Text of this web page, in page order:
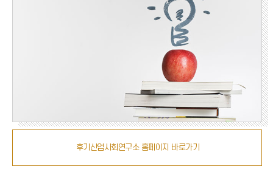
후기산업사회연구소 홈페이지 바로가기